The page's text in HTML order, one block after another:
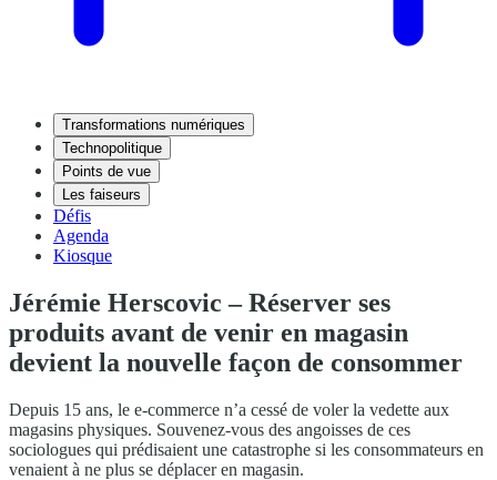
Transformations numériques
Technopolitique
Points de vue
Les faiseurs
Défis
Agenda
Kiosque
Jérémie Herscovic – Réserver ses
produits avant de venir en magasin
devient la nouvelle façon de consommer
Depuis 15 ans, le e-commerce n’a cessé de voler la vedette aux
magasins physiques. Souvenez-vous des angoisses de ces
sociologues qui prédisaient une catastrophe si les consommateurs en
venaient à ne plus se déplacer en magasin.